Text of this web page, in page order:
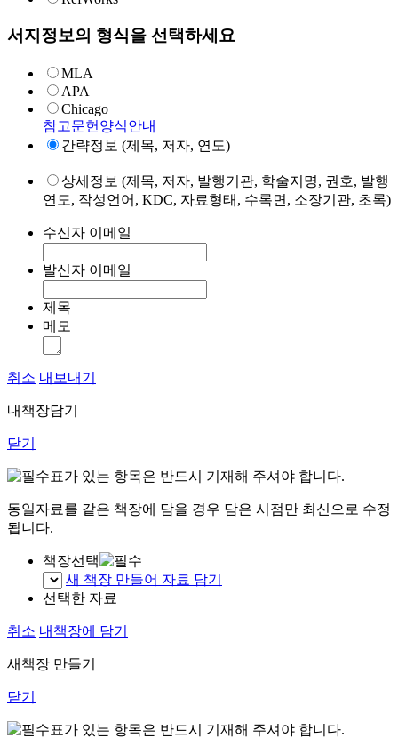
서지정보의 형식을 선택하세요
MLA
APA
Chicago
참고문헌양식안내
간략정보 (제목, 저자, 연도)
상세정보 (제목, 저자, 발행기관, 학술지명, 권호, 발행
연도, 작성언어, KDC, 자료형태, 수록면, 소장기관, 초록)
수신자 이메일
발신자 이메일
제목
메모
취소 내보내기
내책장담기
닫기
표가 있는 항목은 반드시 기재해 주셔야 합니다.
동일자료를 같은 책장에 담을 경우 담은 시점만 최신으로 수정
됩니다.
책장선택
새 책장 만들어 자료 담기
선택한 자료
취소 내책장에 담기
새책장 만들기
닫기
표가 있는 항목은 반드시 기재해 주셔야 합니다.